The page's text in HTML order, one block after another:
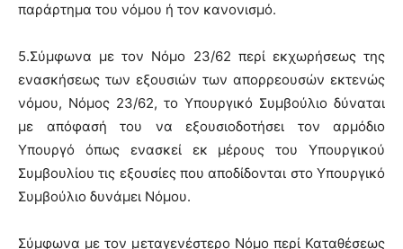
παράρτημα του νόμου ή τον κανονισμό.
5.Σύμφωνα με τον Νόμο 23/62 περί εκχωρήσεως της
ενασκήσεως των εξουσιών των απορρεουσών εκτενώς
νόμου, Νόμος 23/62, το Υπουργικό Συμβούλιο δύναται
με απόφασή του να εξουσιοδοτήσει τον αρμόδιο
Υπουργό όπως ενασκεί εκ μέρους του Υπουργικού
Συμβουλίου τις εξουσίες που αποδίδονται στο Υπουργικό
Συμβούλιο δυνάμει Νόμου.
Σύμφωνα με τον μεταγενέστερο Νόμο περί Καταθέσεως